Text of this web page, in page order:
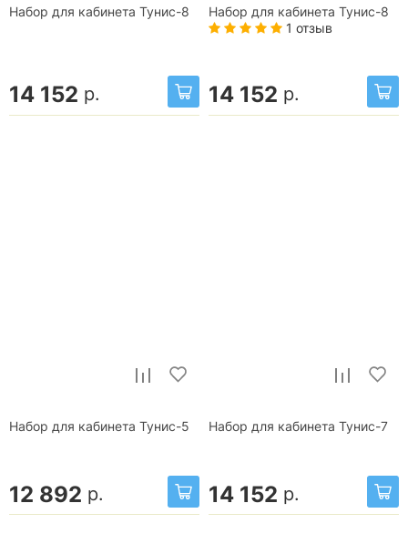
Набор для кабинета Тунис-8
14 152 р.
Набор для кабинета Тунис-8
1 отзыв
14 152 р.
Набор для кабинета Тунис-5
12 892 р.
Набор для кабинета Тунис-7
14 152 р.